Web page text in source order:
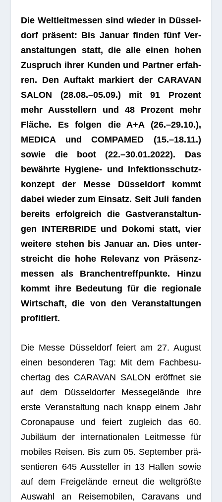
Die Welt­leit­mes­sen sind wie­der in Düs­sel­
dorf prä­sent: Bis Januar fin­den fünf Ver­
an­stal­tun­gen statt, die alle einen hohen
Zuspruch ihrer Kun­den und Part­ner erfah­
ren. Den Auf­takt mar­kiert der CARAVAN
SALON (28.08.–05.09.) mit 91 Pro­zent
mehr Aus­stel­lern und 48 Pro­zent mehr
Flä­che. Es fol­gen die A+A (26.–29.10.),
MEDICA und COMPAMED (15.–18.11.)
sowie die boot (22.–30.01.2022). Das
bewährte Hygiene- und Infek­ti­ons­schutz­
kon­zept der Messe Düs­sel­dorf kommt
dabei wie­der zum Ein­satz. Seit Juli fan­den
bereits erfolg­reich die Gast­ver­an­stal­tun­
gen INTERBRIDE und Dokomi statt, vier
wei­tere ste­hen bis Januar an. Dies unter­
streicht die hohe Rele­vanz von Prä­senz­
mes­sen als Bran­chen­treff­punkte. Hinzu
kommt ihre Bedeu­tung für die regio­nale
Wirt­schaft, die von den Ver­an­stal­tun­gen
profitiert.
Die Messe Düs­sel­dorf fei­ert am 27. August
einen beson­de­ren Tag: Mit dem Fach­be­su­
cher­tag des CARAVAN SALON eröff­net sie
auf dem Düs­sel­dor­fer Mes­se­ge­lände ihre
erste Ver­an­stal­tung nach knapp einem Jahr
Coro­na­pause und fei­ert zugleich das 60.
Jubi­läum der inter­na­tio­na­len Leit­messe für
mobi­les Rei­sen. Bis zum 05. Sep­tem­ber prä­
sen­tie­ren 645 Aus­stel­ler in 13 Hal­len sowie
auf dem Frei­ge­lände erneut die welt­größte
Aus­wahl an Rei­se­mo­bi­len, Cara­vans und